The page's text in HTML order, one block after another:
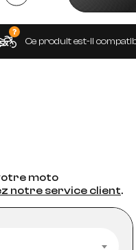
Ce produit est-il
moto
notre service client.